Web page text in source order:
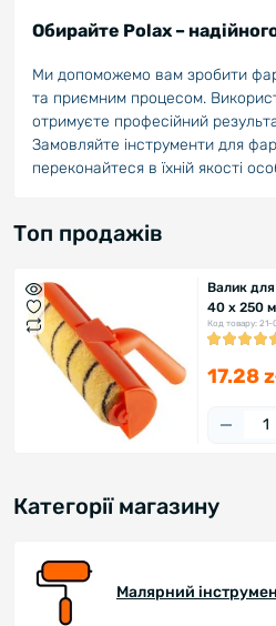
Обирайте Polax –
Ми допоможемо вам зробити
та приємним процесом.
отримуєте професійний
Замовляйте інструменти для
переконайтеся в їхній якості
Топ продажів
Валик
40 х 250
Код товару: 21-
17.28
Категорії магазину
Малярний